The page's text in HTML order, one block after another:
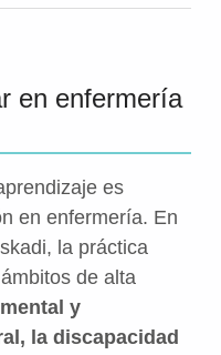
en enfermería
es
en enfermería. En
la práctica
de alta
y
la discapacidad